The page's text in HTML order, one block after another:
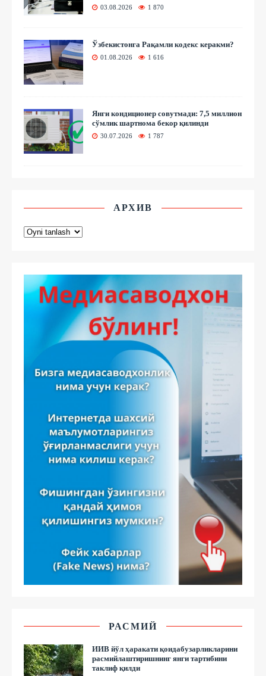
03.08.2026 1 870
Ўзбекистонга Рақамли кодекс керакми?
01.08.2026 1 616
Янги кондиционер совутмади: 7,5 миллион
сўмлик шартнома бекор қилинди
30.07.2026 1 787
АРХИВ
РАСМИЙ
ИИВ йўл ҳаракати қоидабузарликларини
расмийлаштиришнинг янги тартибини
таклиф қилди